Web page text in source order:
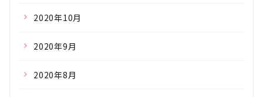
2020年10月
2020年9月
2020年8月